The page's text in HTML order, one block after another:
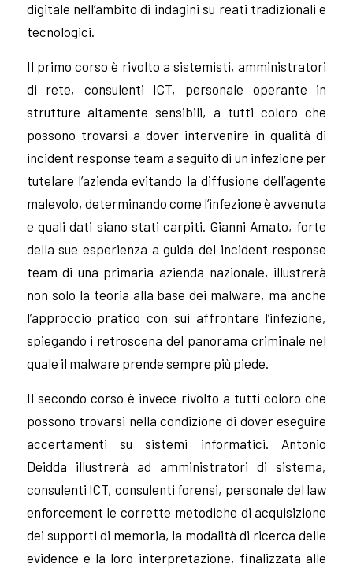
digitale nell’ambito di indagini su reati tradizionali e
tecnologici.
Il primo corso è rivolto a sistemisti, amministratori
di rete, consulenti ICT, personale operante in
strutture altamente sensibili, a tutti coloro che
possono trovarsi a dover intervenire in qualità di
incident response team a seguito di un infezione per
tutelare l’azienda evitando la diffusione dell’agente
malevolo, determinando come l’infezione è avvenuta
e quali dati siano stati carpiti. Gianni Amato, forte
della sue esperienza a guida del incident response
team di una primaria azienda nazionale, illustrerà
non solo la teoria alla base dei malware, ma anche
l’approccio pratico con sui affrontare l’infezione,
spiegando i retroscena del panorama criminale nel
quale il malware prende sempre più piede.
Il secondo corso è invece rivolto a tutti coloro che
possono trovarsi nella condizione di dover eseguire
accertamenti su sistemi informatici. Antonio
Deidda illustrerà ad amministratori di sistema,
consulenti ICT, consulenti forensi, personale del law
enforcement le corrette metodiche di acquisizione
dei supporti di memoria, la modalità di ricerca delle
evidence e la loro interpretazione, finalizzata alle